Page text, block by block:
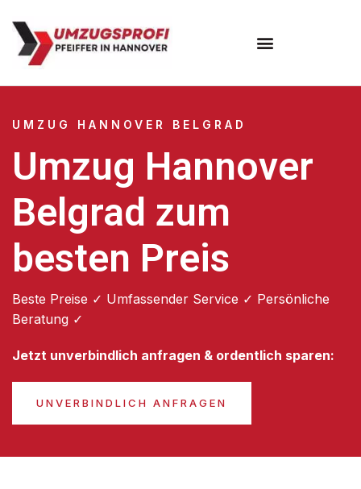
UMZUG HANNOVER BELGRAD
Umzug Hannover
Belgrad zum
besten Preis
Beste Preise ✓ Umfassender Service ✓ Persönliche
Beratung ✓
Jetzt unverbindlich anfragen & ordentlich sparen:
UNVERBINDLICH ANFRAGEN